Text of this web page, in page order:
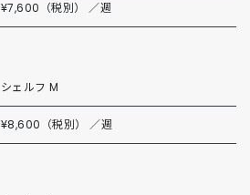
¥7,600（税別） ／週
シェルフ M
¥8,600（税別） ／週